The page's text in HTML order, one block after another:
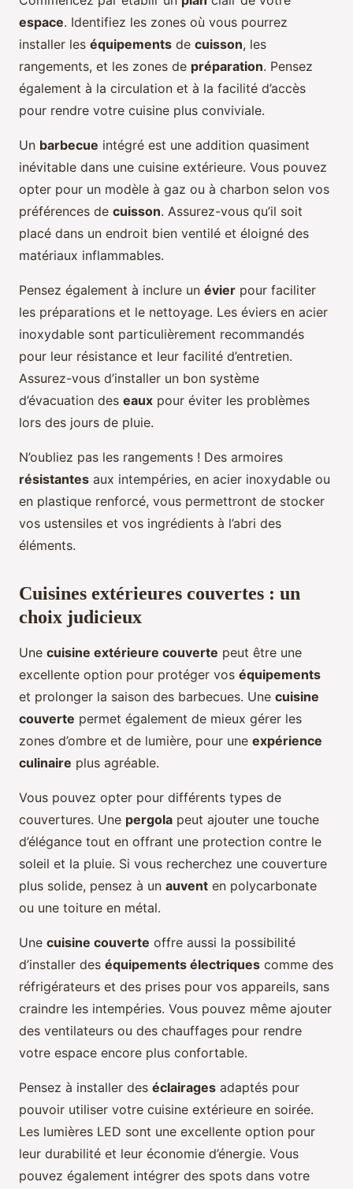
espace. Identifiez les zones où vous pourrez
installer les équipements de cuisson, les
rangements, et les zones de préparation. Pensez
également à la circulation et à la facilité d’accès
pour rendre votre cuisine plus conviviale.
Un barbecue intégré est une addition quasiment
inévitable dans une cuisine extérieure. Vous pouvez
opter pour un modèle à gaz ou à charbon selon vos
préférences de cuisson. Assurez-vous qu’il soit
placé dans un endroit bien ventilé et éloigné des
matériaux inflammables.
Pensez également à inclure un évier pour faciliter
les préparations et le nettoyage. Les éviers en acier
inoxydable sont particulièrement recommandés
pour leur résistance et leur facilité d’entretien.
Assurez-vous d’installer un bon système
d’évacuation des eaux pour éviter les problèmes
lors des jours de pluie.
N’oubliez pas les rangements ! Des armoires
résistantes aux intempéries, en acier inoxydable ou
en plastique renforcé, vous permettront de stocker
vos ustensiles et vos ingrédients à l’abri des
éléments.
Cuisines extérieures couvertes : un
choix judicieux
Une cuisine extérieure couverte peut être une
excellente option pour protéger vos équipements
et prolonger la saison des barbecues. Une cuisine
couverte permet également de mieux gérer les
zones d’ombre et de lumière, pour une expérience
culinaire plus agréable.
Vous pouvez opter pour différents types de
couvertures. Une pergola peut ajouter une touche
d’élégance tout en offrant une protection contre le
soleil et la pluie. Si vous recherchez une couverture
plus solide, pensez à un auvent en polycarbonate
ou une toiture en métal.
Une cuisine couverte offre aussi la possibilité
d’installer des équipements électriques comme des
réfrigérateurs et des prises pour vos appareils, sans
craindre les intempéries. Vous pouvez même ajouter
des ventilateurs ou des chauffages pour rendre
votre espace encore plus confortable.
Pensez à installer des éclairages adaptés pour
pouvoir utiliser votre cuisine extérieure en soirée.
Les lumières LED sont une excellente option pour
leur durabilité et leur économie d’énergie. Vous
pouvez également intégrer des spots dans votre